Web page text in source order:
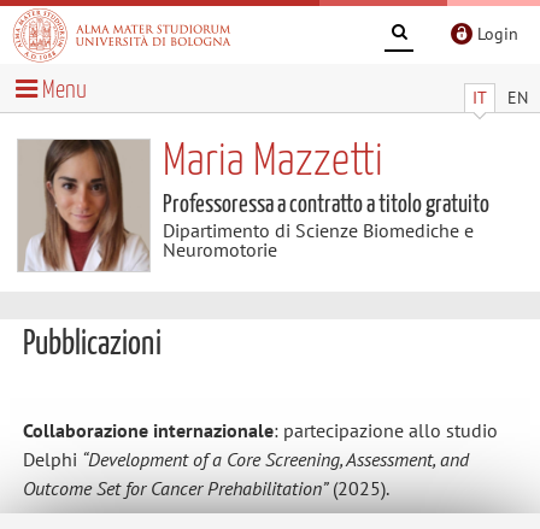
Login
IT EN
Menu
Maria Mazzetti
Professoressa a contratto a titolo gratuito
Dipartimento di Scienze Biomediche e
Neuromotorie
Pubblicazioni
Collaborazione internazionale: partecipazione allo studio
Delphi “Development of a Core Screening, Assessment, and
Outcome Set for Cancer Prehabilitation”(2025).